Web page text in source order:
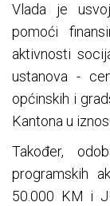
Vlada je
pomoći
aktivnosti
ustanova -
općinskih i
Kantona u
Također,
programskih
50.000 KM i